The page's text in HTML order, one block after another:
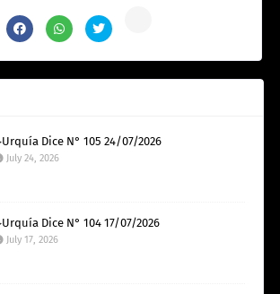
Dice N° 105 24/07/2026
July 24, 2026
Dice N° 104 17/07/2026
July 17, 2026